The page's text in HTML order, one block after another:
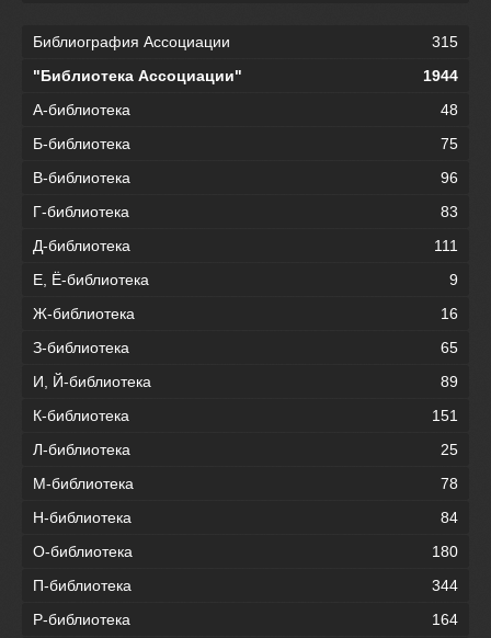
Библиография Ассоциации
315
"Библиотека Ассоциации"
1944
А-библиотека
48
Б-библиотека
75
В-библиотека
96
Г-библиотека
83
Д-библиотека
111
Е, Ё-библиотека
9
Ж-библиотека
16
З-библиотека
65
И, Й-библиотека
89
К-библиотека
151
Л-библиотека
25
М-библиотека
78
Н-библиотека
84
О-библиотека
180
П-библиотека
344
Р-библиотека
164